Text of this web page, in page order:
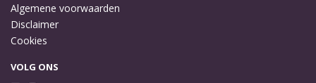
Algemene voorwaarden
Disclaimer
Cookies
VOLG ONS